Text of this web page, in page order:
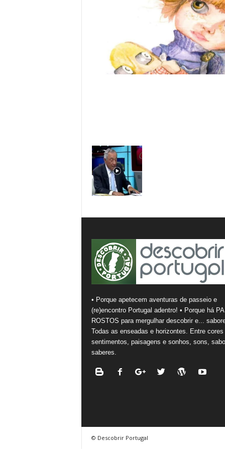
• Porque apetecem aventuras de passeio e
(re)encontro Portugal adentro! • Porque há
ROSTOS para mergulhar descobrir e...
Todas as enseadas e horizontes. Entre cores
sentimentos, paisagens e sonhos, sons,
saberes.
© Descobrir Portugal